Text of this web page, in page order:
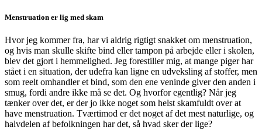
Menstruation er lig med skam
Hvor jeg kommer fra, har vi aldrig rigtigt snakket om menstruation,
og hvis man skulle skifte bind eller tampon på arbejde eller i skolen,
blev det gjort i hemmelighed. Jeg forestiller mig, at mange piger har
stået i en situation, der udefra kan ligne en udveksling af stoffer, men
som reelt omhandler et bind, som den ene veninde giver den anden i
smug, fordi andre ikke må se det. Og hvorfor egentlig? Når jeg
tænker over det, er der jo ikke noget som helst skamfuldt over at
have menstruation. Tværtimod er det noget af det mest naturlige, og
halvdelen af befolkningen har det, så hvad sker der lige?